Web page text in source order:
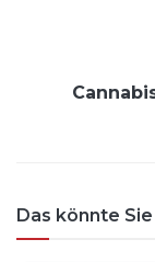
Das könnte